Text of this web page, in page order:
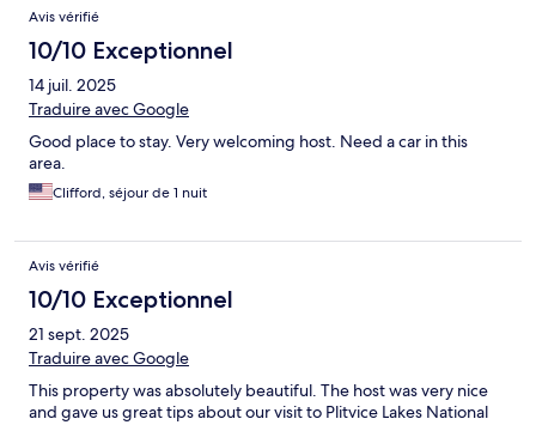
Avis vérifié
10/10 Exceptionnel
14 juil. 2025
Traduire avec Google
Good place to stay. Very welcoming host. Need a car in this
area.
Clifford, séjour de 1 nuit
Avis vérifié
10/10 Exceptionnel
21 sept. 2025
Traduire avec Google
This property was absolutely beautiful. The host was very nice
and gave us great tips about our visit to Plitvice Lakes National